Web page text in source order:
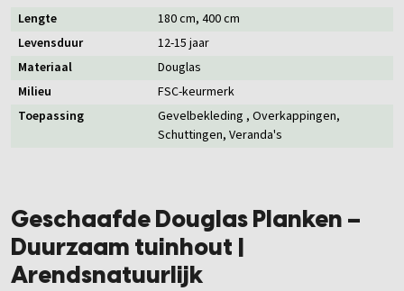
Geschaafde Douglas Planken –
Duurzaam tuinhout |
Arendsnatuurlijk
Lengte
180 cm, 400 cm
Levensduur
12-15 jaar
Materiaal
Douglas
Milieu
FSC-keurmerk
Toepassing
Gevelbekleding , Overkappingen,
Schuttingen, Veranda's